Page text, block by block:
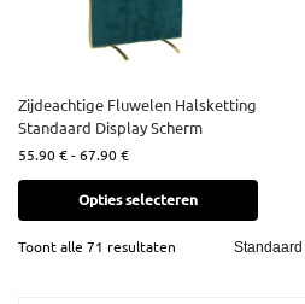
Zijdeachtige Fluwelen Halsketting
Standaard Display Scherm
55.90€-67.90€
Opties selecteren
Toont alle 71 resultaten